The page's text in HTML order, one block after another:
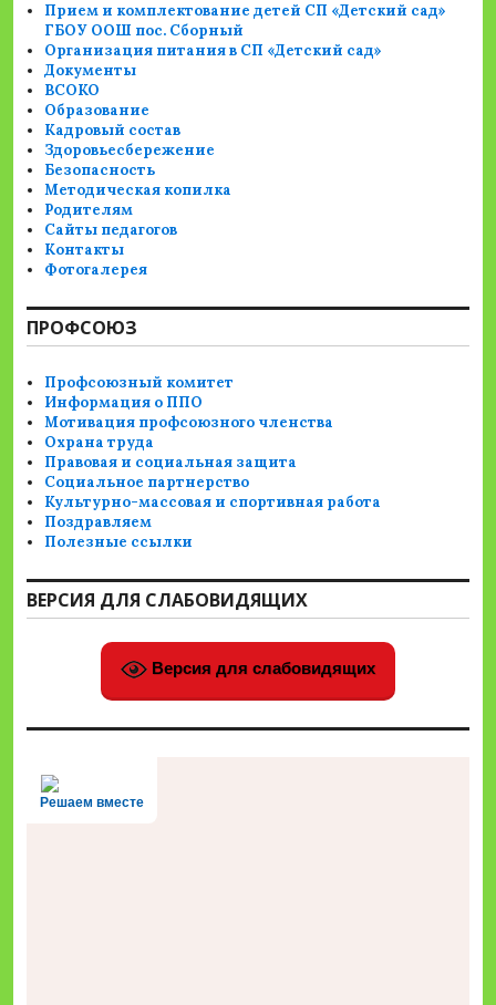
Прием и комплектование детей СП «Детский сад»
ГБОУ ООШ пос. Сборный
Организация питания в СП «Детский сад»
Документы
ВСОКО
Образование
Кадровый состав
Здоровьесбережение
Безопасность
Методическая копилка
Родителям
Сайты педагогов
Контакты
Фотогалерея
ПРОФСОЮЗ
Профсоюзный комитет
Информация о ППО
Мотивация профсоюзного членства
Охрана труда
Правовая и социальная защита
Социальное партнерство
Культурно-массовая и спортивная работа
Поздравляем
Полезные ссылки
ВЕРСИЯ ДЛЯ СЛАБОВИДЯЩИХ
Версия для слабовидящих
Решаем вместе